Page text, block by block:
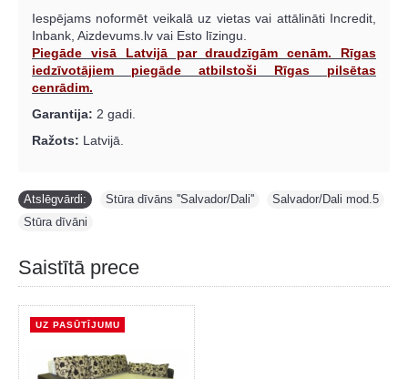
Iespējams noformēt veikalā uz vietas vai attālināti Incredit,
Inbank, Aizdevums.lv vai Esto līzingu.
Piegāde visā Latvijā par draudzīgām cenām. Rīgas
iedzīvotājiem piegāde atbilstoši Rīgas pilsētas
cenrādim.
Garantija: 2 gadi.
Ražots: Latvijā.
Atslēgvārdi: Stūra dīvāns ''Salvador/Dali'' Salvador/Dali mod.5
Stūra dīvāni
Saistītā prece
UZ PASŪTĪJUMU